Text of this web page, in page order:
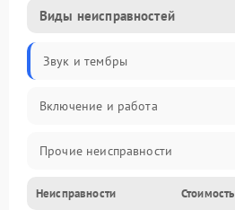
Виды неисправностей
Звук и тембры
Включение и работа
Прочие неисправности
Управление и электроника
Неисправности Стоимость